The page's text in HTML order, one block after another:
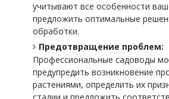
учитывают все особенности
предложить оптимальные
обработки.
Предотвращение проблем:
Профессиональные садоводы
предупредить возникновение
растениями, определить их